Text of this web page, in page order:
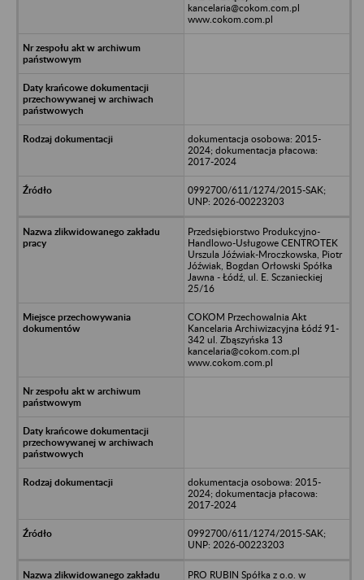
kancelaria@cokom.com.pl
www.cokom.com.pl
dokumentacja osobowa: 2015-
2024; dokumentacja płacowa:
2017-2024
0992700/611/1274/2015-SAK;
UNP: 2026-00223203
Przedsiębiorstwo Produkcyjno-
Handlowo-Usługowe CENTROTEK
Urszula Jóźwiak-Mroczkowska, Piotr
Jóźwiak, Bogdan Orłowski Spółka
Jawna - Łódź, ul. E. Sczanieckiej
25/16
COKOM Przechowalnia Akt
Kancelaria Archiwizacyjna Łódź 91-
342 ul. Zbąszyńska 13
kancelaria@cokom.com.pl
www.cokom.com.pl
dokumentacja osobowa: 2015-
2024; dokumentacja płacowa:
2017-2024
0992700/611/1274/2015-SAK;
UNP: 2026-00223203
PRO RUBIN Spółka z o.o. w